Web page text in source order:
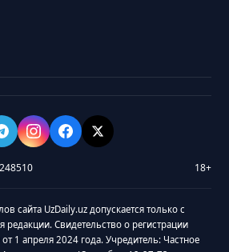
18+
сайта UzDaily.uz допускается только с
Свидетельство о регистрации
1 апреля 2024 года. Учредитель: Частное